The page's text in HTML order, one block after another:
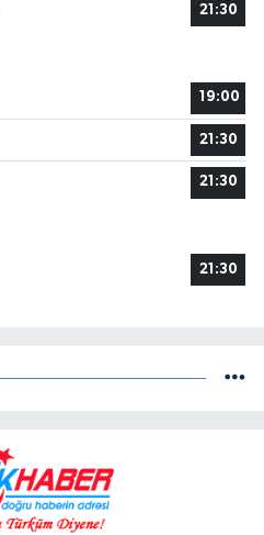
21:30
19:00
21:30
21:30
21:30